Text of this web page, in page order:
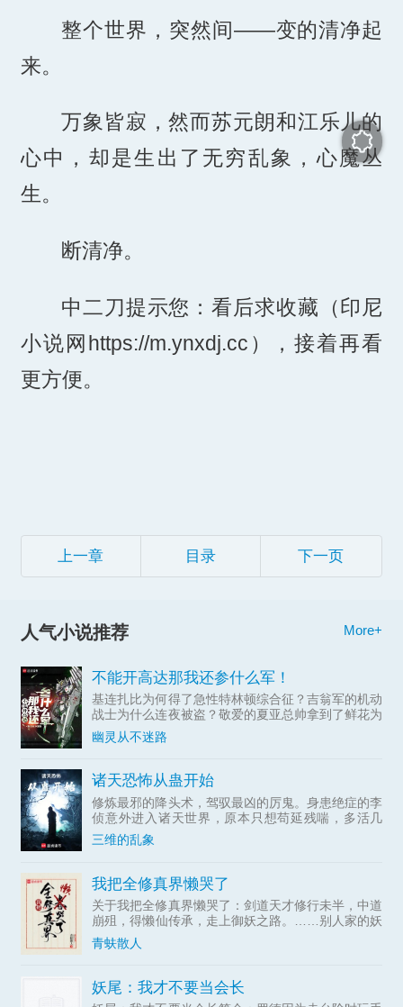
整个世界，突然间——变的清净起
来。
万象皆寂，然而苏元朗和江乐儿的
心中，却是生出了无穷乱象，心魔丛
生。
断清净。
中二刀提示您：看后求收藏（印尼
小说网https://m.ynxdj.cc），接着再看
更方便。
上一章 目录 下一页
人气小说推荐 More+
不能开高达那我还参什么军！
基连扎比为何得了急性特林顿综合征？吉翁军的机动
战士为什么连夜被盗？敬爱的夏亚总帅拿到了鲜花为
什么不笑...
幽灵从不迷路
诸天恐怖从蛊开始
修炼最邪的降头术，驾驭最凶的厉鬼。身患绝症的李
侦意外进入诸天世界，原本只想苟延残喘，多活几
年，但恍...
三维的乱象
我把全修真界懒哭了
关于我把全修真界懒哭了：剑道天才修行未半，中道
崩殂，得懒仙传承，走上御妖之路。……别人家的妖
灵都被当祖宗一样伺候，江意家的妖灵把她当祖宗伺
候。几百年后，江意名扬三界，手下妖灵众多，上可
青蚨散人
妖尾：我才不要当会长